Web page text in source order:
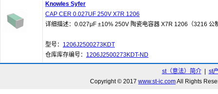
Knowles Syfer
CAP CER 0.027UF 250V X7R 1206
详细描述：0.027μF ±10% 250V 陶瓷电容器 X7R 1206（3216 公
型号： 1206J2500273KDT
仓库库存编号： 1206J2500273KDT-ND
st（意法）简介| st
Copyright © 2017 www.st-ic.comAll Rights